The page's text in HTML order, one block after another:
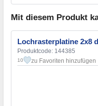
Mit diesem Produkt
Lochrasterplatine 2x8
Produktcode: 144385
10 zu Favoriten hinzufügen